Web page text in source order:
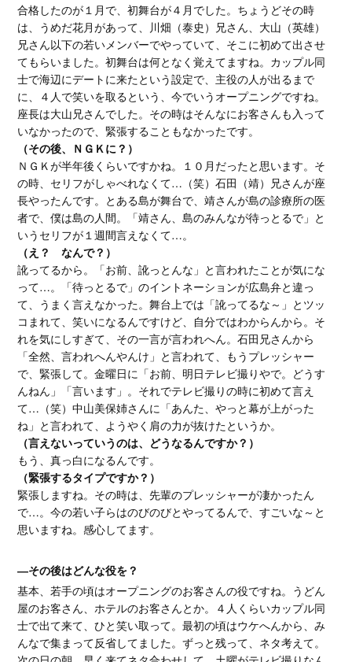
合格したのが１月で、初舞台が４月でした。ちょうどその時
は、うめだ花月があって、川畑（泰史）兄さん、大山（英雄）
兄さん以下の若いメンバーでやっていて、そこに初めて出させ
てもらいました。初舞台は何となく覚えてますね。カップル同
士で海辺にデートに来たという設定で、主役の人が出るまで
に、４人で笑いを取るという、今でいうオープニングですね。
座長は大山兄さんでした。その時はそんなにお客さんも入って
いなかったので、緊張することもなかったです。
（その後、ＮＧＫに？）
ＮＧＫが半年後くらいですかね。１０月だったと思います。そ
の時、セリフがしゃべれなくて…（笑）石田（靖）兄さんが座
長やったんです。とある島が舞台で、靖さんが島の診療所の医
者で、僕は島の人間。「靖さん、島のみんなが待っとるで」と
いうセリフが１週間言えなくて…。
（え？ なんで？）
訛ってるから。「お前、訛っとんな」と言われたことが気にな
って…。「待っとるで」のイントネーションが広島弁と違っ
て、うまく言えなかった。舞台上では「訛ってるな～」とツッ
コまれて、笑いになるんですけど、自分ではわからんから。そ
れを気にしすぎて、その一言が言われへん。石田兄さんから
「全然、言われへんやんけ」と言われて、もうプレッシャー
で、緊張して。金曜日に「お前、明日テレビ撮りやで。どうす
んねん」「言います」。それでテレビ撮りの時に初めて言え
て…（笑）中山美保姉さんに「あんた、やっと幕が上がった
ね」と言われて、ようやく肩の力が抜けたというか。
（言えないっていうのは、どうなるんですか？）
もう、真っ白になるんです。
（緊張するタイプですか？）
緊張しますね。その時は、先輩のプレッシャーが凄かったん
で…。今の若い子らはのびのびとやってるんで、すごいな～と
思いますね。感心してます。
―その後はどんな役を？
基本、若手の頃はオープニングのお客さんの役ですね。うどん
屋のお客さん、ホテルのお客さんとか。４人くらいカップル同
士で出て来て、ひと笑い取って。最初の頃はウケへんから、み
んなで集まって反省してました。ずっと残って、ネタ考えて。